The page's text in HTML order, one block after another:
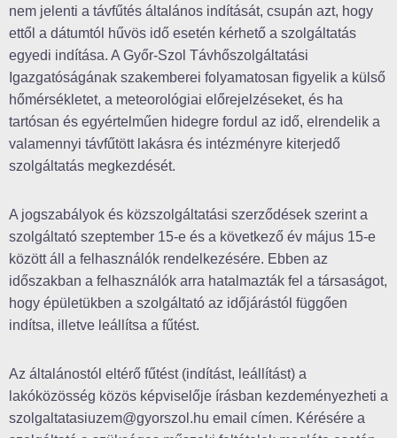
nem jelenti a távfűtés általános indítását, csupán azt, hogy
ettől a dátumtól hűvös idő esetén kérhető a szolgáltatás
egyedi indítása. A Győr-Szol Távhőszolgáltatási
Igazgatóságának szakemberei folyamatosan figyelik a külső
hőmérsékletet, a meteorológiai előrejelzéseket, és ha
tartósan és egyértelműen hidegre fordul az idő, elrendelik a
valamennyi távfűtött lakásra és intézményre kiterjedő
szolgáltatás megkezdését.
A jogszabályok és közszolgáltatási szerződések szerint a
szolgáltató szeptember 15-e és a következő év május 15-e
között áll a felhasználók rendelkezésére. Ebben az
időszakban a felhasználók arra hatalmazták fel a társaságot,
hogy épületükben a szolgáltató az időjárástól függően
indítsa, illetve leállítsa a fűtést.
Az általánostól eltérő fűtést (indítást, leállítást) a
lakóközösség közös képviselője írásban kezdeményezheti a
szolgaltatasiuzem@gyorszol.hu email címen. Kérésére a